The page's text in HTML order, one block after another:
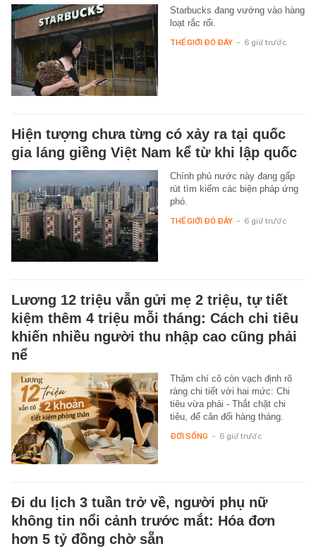
Starbucks đang vướng vào hàng
loạt rắc rối.
THẾ GIỚI ĐÓ ĐÂY - 6 giờ trước
Hiện tượng chưa từng có xảy ra tại quốc
gia láng giềng Việt Nam kể từ khi lập quốc
Chính phủ nước này đang gấp
rút tìm kiếm các biện pháp ứng
phó.
THẾ GIỚI ĐÓ ĐÂY - 6 giờ trước
Lương 12 triệu vẫn gửi mẹ 2 triệu, tự tiết
kiệm thêm 4 triệu mỗi tháng: Cách chi tiêu
khiến nhiều người thu nhập cao cũng phải
nể
Thậm chí cô còn vạch định rõ
ràng chi tiết với hai mức: Chi
tiêu vừa phải - Thắt chặt chi
tiêu, để cân đối hàng tháng.
ĐỜI SỐNG - 6 giờ trước
Đi du lịch 3 tuần trở về, người phụ nữ
không tin nổi cảnh trước mắt: Hóa đơn
hơn 5 tỷ đồng chờ sẵn